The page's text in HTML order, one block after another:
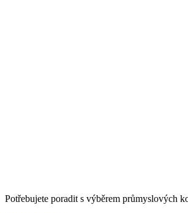
Potřebujete poradit s výběrem průmyslových